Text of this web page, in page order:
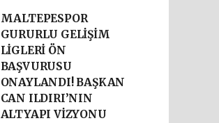
MALTEPESPOR
GURURLU GELİŞİM
LİGLERİ ÖN
BAŞVURUSU
ONAYLANDI! BAŞKAN
CAN ILDIRI’NIN
ALTYAPI VİZYONU